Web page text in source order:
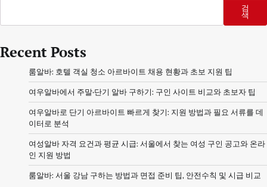
검
색
Recent Posts
룸알바: 호텔 객실 청소 아르바이트 채용 현황과 초보 지원 팁
여우알바에서 주말·단기 알바 구하기: 구인 사이트 비교와 초보자 팁
여우알바로 단기 아르바이트 빠르게 찾기: 지원 방법과 필요 서류를 데
이터로 분석
여성알바 자격 요건과 평균 시급: 서울에서 찾는 여성 구인 공고와 온라
인 지원 방법
룸알바: 서울 강남 구하는 방법과 면접 준비 팁, 안전수칙 및 시급 비교